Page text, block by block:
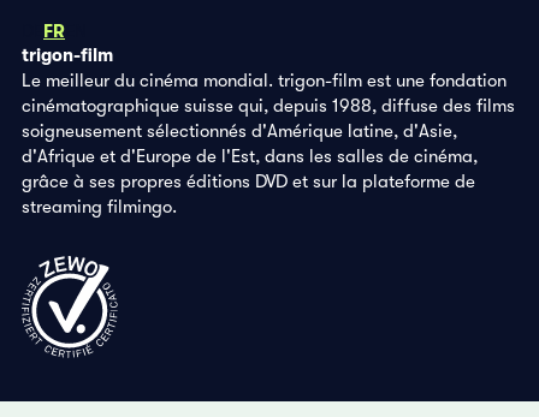
FR
trigon-film
Le meilleur du cinéma mondial. trigon-film est une fondation
cinématographique suisse qui, depuis 1988, diffuse des films
soigneusement sélectionnés d'Amérique latine, d'Asie,
d'Afrique et d'Europe de l'Est, dans les salles de cinéma,
grâce à ses propres éditions DVD et sur la plateforme de
streaming filmingo.